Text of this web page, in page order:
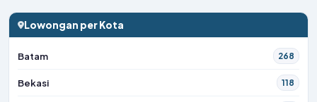
Lowongan per Kota
Batam 268
Bekasi 118